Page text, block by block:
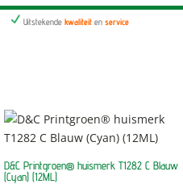
N Uitstekendekwaliteiten service
D&C Printgroen® huismerk T1282 C Blauw
(Cyan) (12ML)